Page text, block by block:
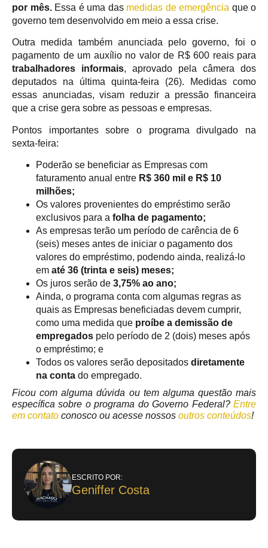
por mês.Essa é uma das medidas de emergência que o
governo tem desenvolvido em meio a essa crise.
Outra medida também anunciada pelo governo, foi o
pagamento de um auxílio no valor de R$ 600 reais para
trabalhadores informais, aprovado pela câmera dos
deputados na última quinta-feira (26). Medidas como
essas anunciadas, visam reduzir a pressão financeira
que a crise gera sobre as pessoas e empresas.
Pontos importantes sobre o programa divulgado na
sexta-feira:
Poderão se beneficiar as Empresas com
faturamento anual entre R$ 360 mil e R$ 10
milhões;
Os valores provenientes do empréstimo serão
exclusivos para a folha de pagamento;
As empresas terão um período de carência de 6
(seis) meses antes de iniciar o pagamento dos
valores do empréstimo, podendo ainda, realizá-lo
em até 36 (trinta e seis) meses;
Os juros serão de 3,75% ao ano;
Ainda, o programa conta com algumas regras as
quais as Empresas beneficiadas devem cumprir,
como uma medida que proíbe a demissão de
empregados pelo período de 2 (dois) meses após
o empréstimo; e
Todos os valores serão depositados diretamente
na conta do empregado.
Ficou com alguma dúvida ou tem alguma questão mais
específica sobre o programa do Governo Federal? Entre
em contato conosco ou acesse nossos outros conteúdos!
ESCRITO POR:
Geniffer Costa